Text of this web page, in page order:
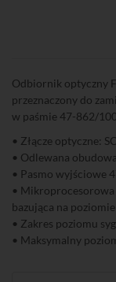
Odbiornik optyczny
przeznaczony do
w paśmie 47-862/
• Złącze optyczne:
• Odlewana
• Pasmo wyjściowe
• Mikroprocesorowa
bazująca na
• Zakres poziomu
• Maksymalny